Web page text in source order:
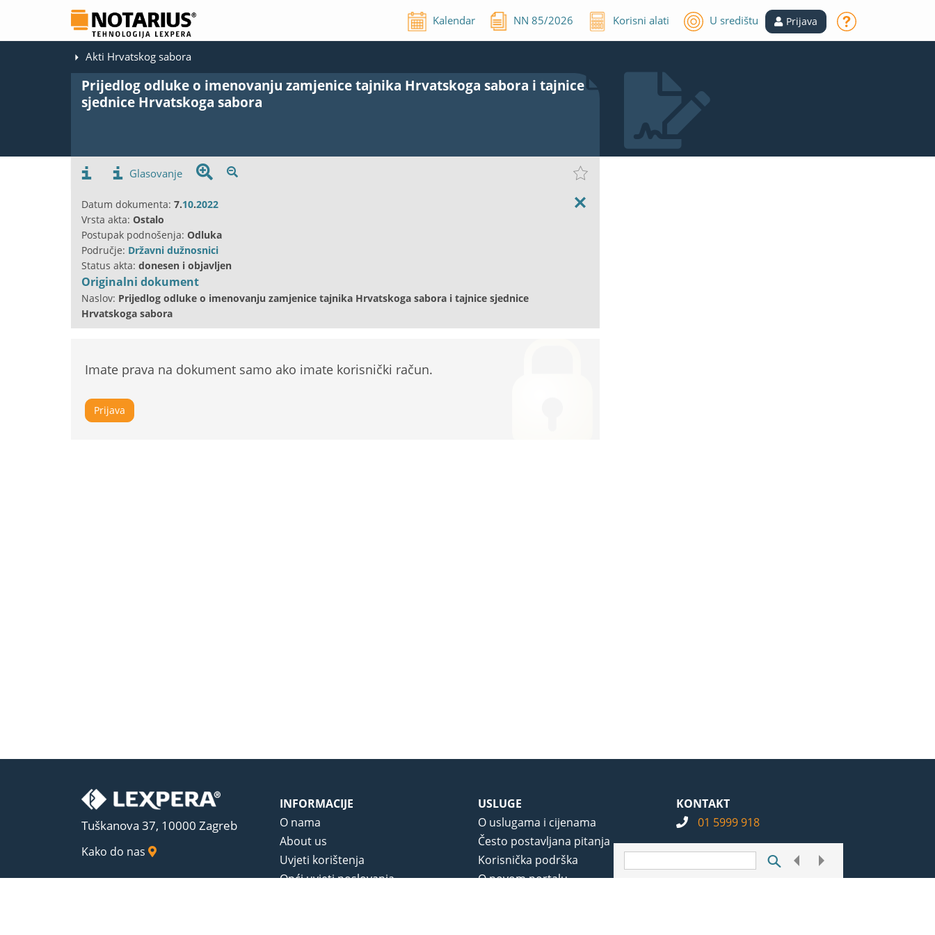
Kalendar NN85/2026 Korisni alati U središtu Prijava
Akti Hrvatskog sabora
Prijedlog odluke o imenovanju zamjenice tajnika Hrvatskoga sabora i tajnice
sjednice Hrvatskoga sabora
Glasovanje
Datum dokumenta: 7.10.2022
Vrsta akta: Ostalo
Postupak podnošenja: Odluka
Područje: Državni dužnosnici
Status akta: donesen i objavljen
Originalni dokument
Naslov: Prijedlog odluke o imenovanju zamjenice tajnika Hrvatskoga sabora i tajnice sjednice
Hrvatskoga sabora
Imate prava na dokument samo ako imate korisnički račun.
Prijava
Tuškanova 37, 10000 Zagreb
Kako do nas
INFORMACIJE
O nama
About us
Uvjeti korištenja
Opći uvjeti poslovanja
USLUGE
O uslugama i cijenama
Često postavljana pitanja
Korisnička podrška
O novom portalu
KONTAKT
01 5999 918
info@notarius.hr